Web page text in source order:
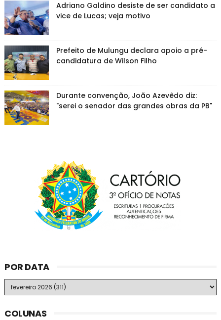
Adriano Galdino desiste de ser candidato a
vice de Lucas; veja motivo
Prefeito de Mulungu declara apoio a pré-
candidatura de Wilson Filho
Durante convenção, João Azevêdo diz:
"serei o senador das grandes obras da PB"
POR DATA
COLUNAS